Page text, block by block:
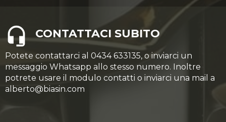
CONTATTACI SUBITO
Potete contattarci al 0434 633135, o inviarci un
messaggio Whatsapp allo stesso numero. Inoltre
potrete usare il modulo contatti o inviarci una mail a
alberto@biasin.com